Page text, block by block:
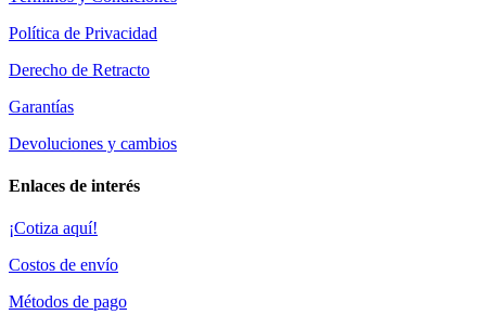
Política de Privacidad
Derecho de Retracto
Garantías
Devoluciones y cambios
Enlaces de interés
¡Cotiza aquí!
Costos de envío
Métodos de pago